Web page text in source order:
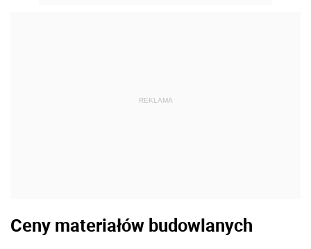
REKLAMA
Ceny materiałów budowlanych